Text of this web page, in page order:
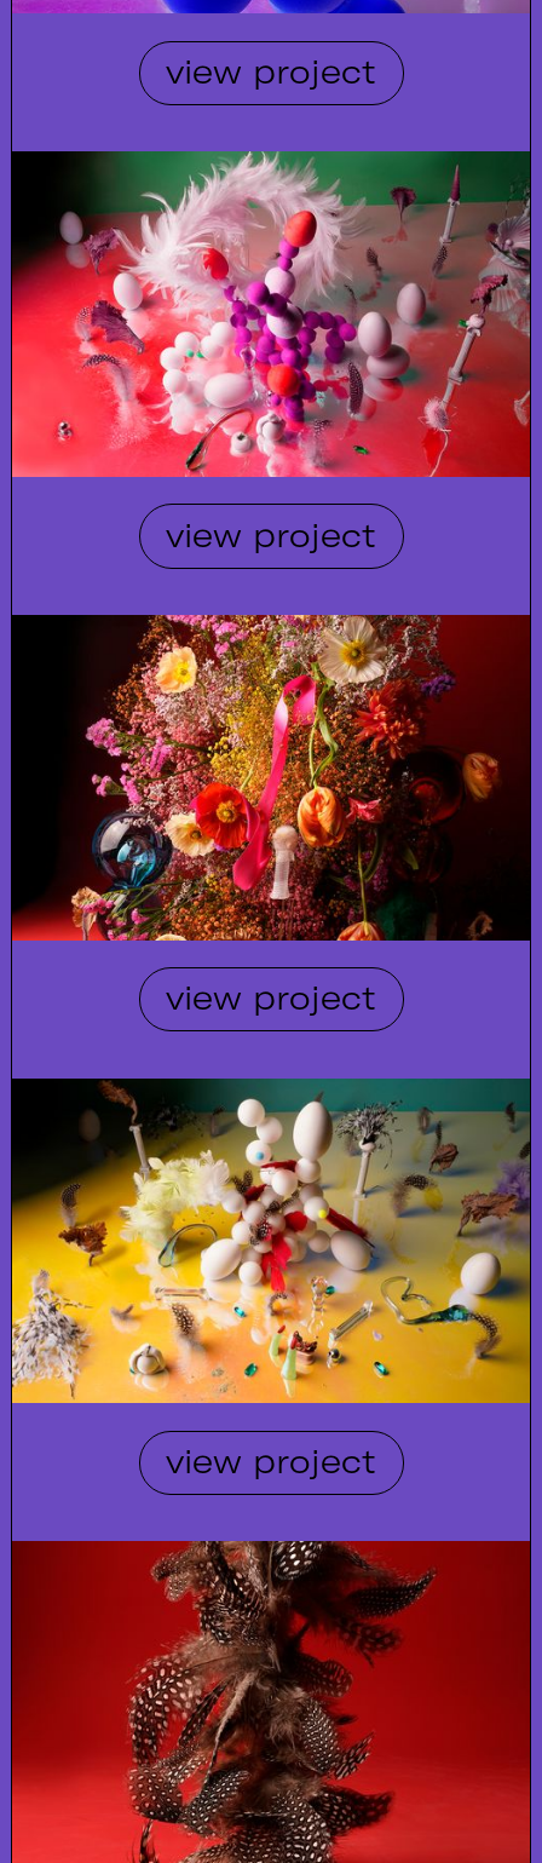
view project
view project
view project
view project